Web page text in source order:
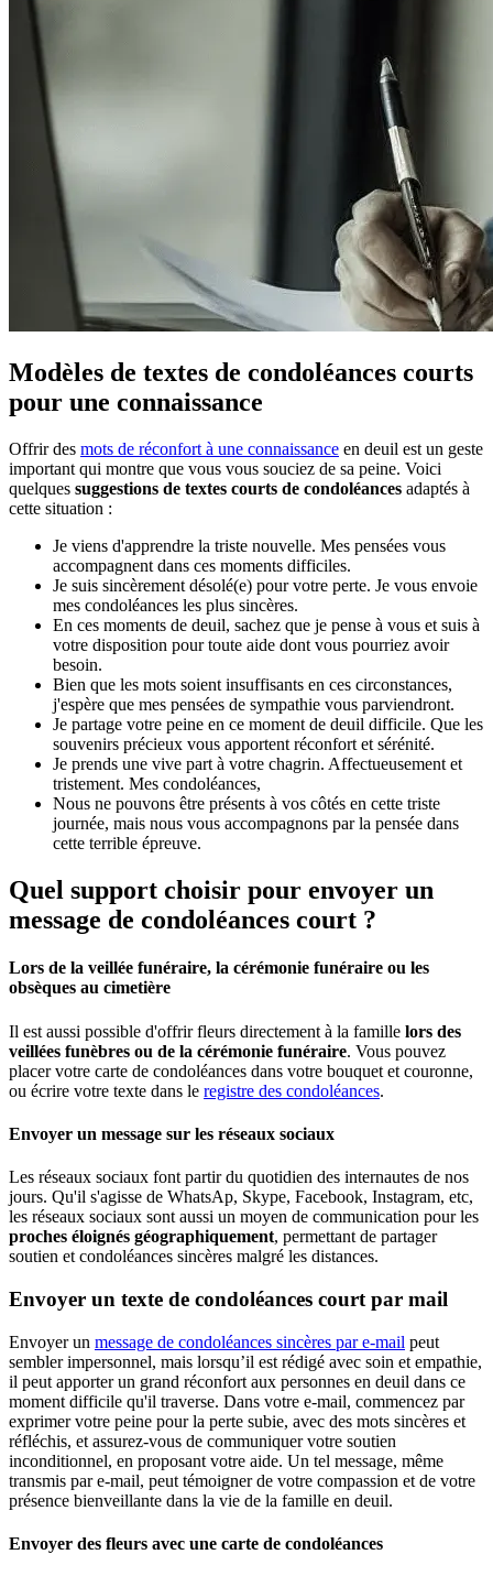
Modèles de textes de condoléances courts
pour une connaissance
Offrir des mots de réconfort à une connaissance en deuil est un geste
important qui montre que vous vous souciez de sa peine. Voici
quelques suggestions de textes courts de condoléances adaptés à
cette situation :
Je viens d'apprendre la triste nouvelle. Mes pensées vous
accompagnent dans ces moments difficiles.
Je suis sincèrement désolé(e) pour votre perte. Je vous envoie
mes condoléances les plus sincères.
En ces moments de deuil, sachez que je pense à vous et suis à
votre disposition pour toute aide dont vous pourriez avoir
besoin.
Bien que les mots soient insuffisants en ces circonstances,
j'espère que mes pensées de sympathie vous parviendront.
Je partage votre peine en ce moment de deuil difficile. Que les
souvenirs précieux vous apportent réconfort et sérénité.
Je prends une vive part à votre chagrin. Affectueusement et
tristement. Mes condoléances,
Nous ne pouvons être présents à vos côtés en cette triste
journée, mais nous vous accompagnons par la pensée dans
cette terrible épreuve.
Quel support choisir pour envoyer un
message de condoléances court ?
Lors de la veillée funéraire, la cérémonie funéraire ou les
obsèques au cimetière
Il est aussi possible d'offrir fleurs directement à la famille lors des
veillées funèbres ou de la cérémonie funéraire. Vous pouvez
placer votre carte de condoléances dans votre bouquet et couronne,
ou écrire votre texte dans le registre des condoléances.
Envoyer un message sur les réseaux sociaux
Les réseaux sociaux font partir du quotidien des internautes de nos
jours. Qu'il s'agisse de WhatsAp, Skype, Facebook, Instagram, etc,
les réseaux sociaux sont aussi un moyen de communication pour les
proches éloignés géographiquement, permettant de partager
soutien et condoléances sincères malgré les distances.
Envoyer un texte de condoléances court par mail
Envoyer un message de condoléances sincères par e-mail peut
sembler impersonnel, mais lorsqu’il est rédigé avec soin et empathie,
il peut apporter un grand réconfort aux personnes en deuil dans ce
moment difficile qu'il traverse. Dans votre e-mail, commencez par
exprimer votre peine pour la perte subie, avec des mots sincères et
réfléchis, et assurez-vous de communiquer votre soutien
inconditionnel, en proposant votre aide. Un tel message, même
transmis par e-mail, peut témoigner de votre compassion et de votre
présence bienveillante dans la vie de la famille en deuil.
Envoyer des fleurs avec une carte de condoléances